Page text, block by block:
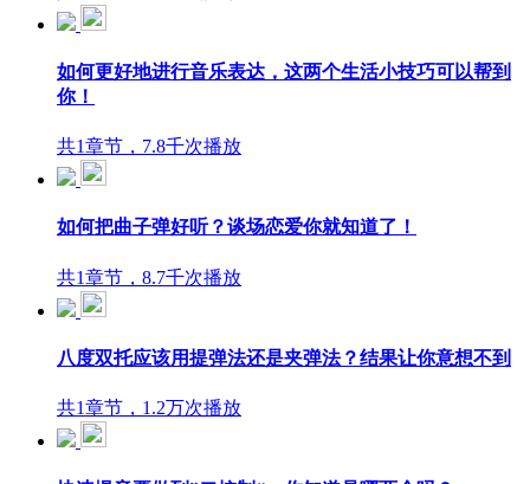
如何更好地进行音乐表达，这两个生活小技巧可以帮到
你！
共1章节，7.8千次播放
如何把曲子弹好听？谈场恋爱你就知道了！
共1章节，8.7千次播放
八度双托应该用提弹法还是夹弹法？结果让你意想不到
共1章节，1.2万次播放